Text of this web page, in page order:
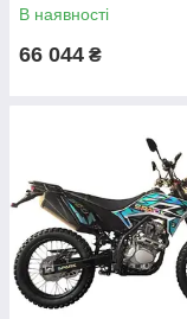
В наявності
66 044 ₴